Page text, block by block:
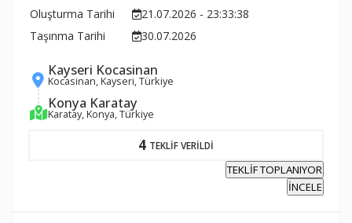
Oluşturma Tarihi
21.07.2026 - 23:33:38
Taşınma Tarihi
30.07.2026
Kayseri Kocasinan
Kocasinan, Kayseri, Türkiye
Konya Karatay
Karatay, Konya, Türkiye
4 TEKLİF VERİLDİ
TEKLİF TOPLANIYOR
İNCELE